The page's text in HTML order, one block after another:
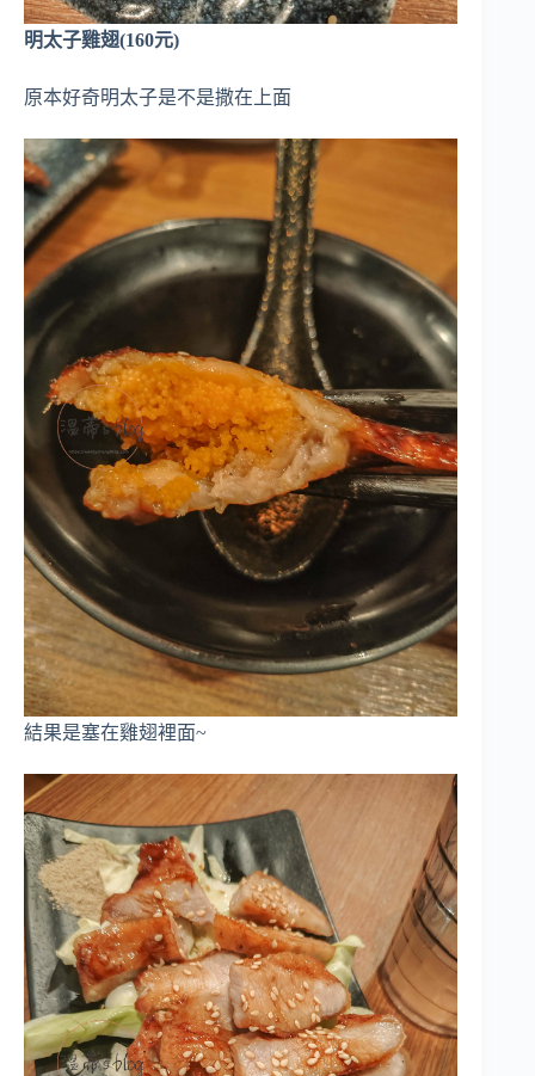
明太子雞翅(160元)
原本好奇明太子是不是撒在上面
結果是塞在雞翅裡面~